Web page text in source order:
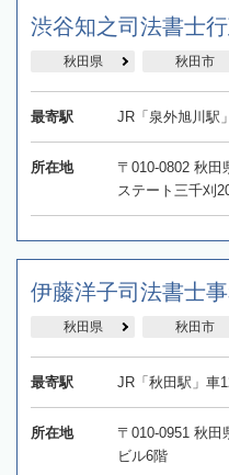
渋谷知之司法書士
秋田県 秋田市
最寄駅 JR「泉外旭川駅
所在地
〒010-0802 秋田
ステート三千刈
伊藤洋子司法書士
秋田県 秋田市
最寄駅 JR「秋田駅」車
所在地
〒010-0951 秋田
ビル6階